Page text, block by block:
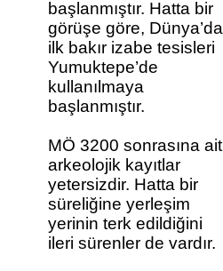
başlanmıştır. Hatta bir
görüşe göre, Dünya’da
ilk bakır izabe tesisleri
Yumuktepe’de
kullanılmaya
başlanmıştır.
MÖ 3200 sonrasına ait
arkeolojik kayıtlar
yetersizdir. Hatta bir
süreliğine yerleşim
yerinin terk edildiğini
ileri sürenler de vardır.